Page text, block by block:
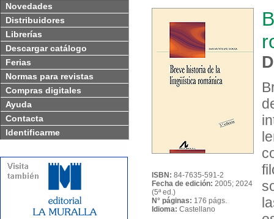
Novedades
Distribuidores
Librerías
Descargar catálogo
Ferias
Normas para revistas
Compras digitales
Ayuda
Contacta
Identificarme
ISBN: 84-7635-591-2
Fecha de edición: 2005; 2024
(5ª ed.)
N° páginas: 176 págs.
Idioma: Castellano